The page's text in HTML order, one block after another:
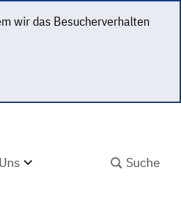
wir das Besucherverhalten